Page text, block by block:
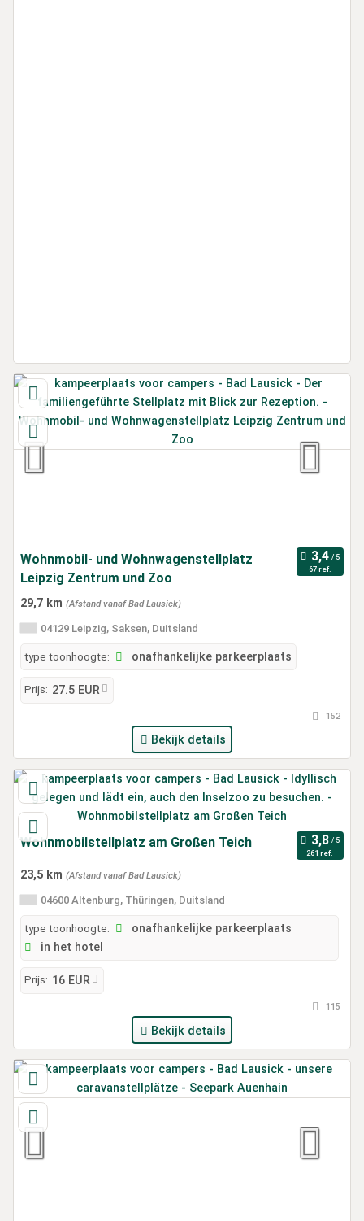
Wohnmobil- und Wohnwagenstellplatz
Leipzig Zentrum und Zoo
67 ref.
29,7 km (Afstand vanaf Bad Lausick)
04129 Leipzig, Saksen, Duitsland
type toonhoogte: onafhankelijke parkeerplaats
Prijs: 27.5 EUR
152
Bekijk details
Wohnmobilstellplatz am Großen Teich
261 ref.
23,5 km (Afstand vanaf Bad Lausick)
04600 Altenburg, Thüringen, Duitsland
type toonhoogte:
onafhankelijke parkeerplaats
in het hotel
Prijs: 16 EUR
115
Bekijk details